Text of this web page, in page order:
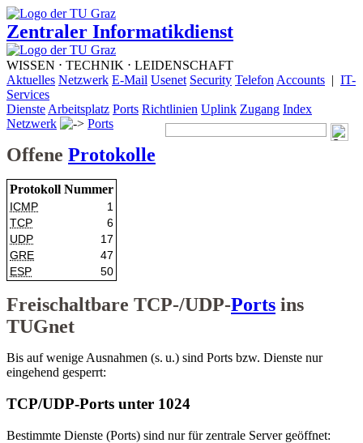
Zentraler Informatikdienst
WISSEN ⋅ TECHNIK ⋅ LEIDENSCHAFT
Aktuelles Netzwerk E-Mail Usenet Security Telefon Accounts | IT-
Services
Dienste Arbeitsplatz Ports Richtlinien Uplink Zugang Index
Netzwerk
Ports
Offene Protokolle
Protokoll Nummer
ICMP
1
TCP
6
UDP
17
GRE
47
ESP
50
Freischaltbare TCP-/UDP-Ports ins
TUGnet
Bis auf wenige Ausnahmen (s. u.) sind Ports bzw. Dienste nur
eingehend gesperrt:
TCP/UDP-Ports unter 1024
Bestimmte Dienste (Ports) sind nur für zentrale Server geöffnet: